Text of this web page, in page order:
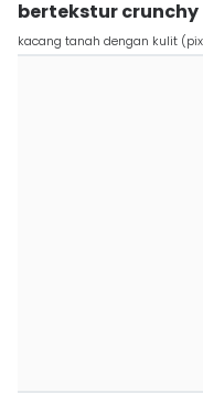
bertekstur crunchy
kacang tanah dengan kulit